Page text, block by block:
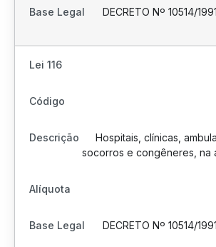
DECRETO Nº 10514/
Hospitais, clínicas,
socorros e congêneres, na
DECRETO Nº 10514/